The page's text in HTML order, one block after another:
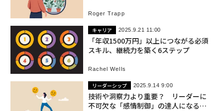
Roger Trapp
キャリア 2025.9.21 11:00
「年収1500万円」以上につながる必須
スキル、継続力を築く6ステップ
Rachel Wells
リーダーシップ 2025.9.14 9:00
技術や洞察力より重要？ リーダーに
不可欠な「感情制御」の達人になるた